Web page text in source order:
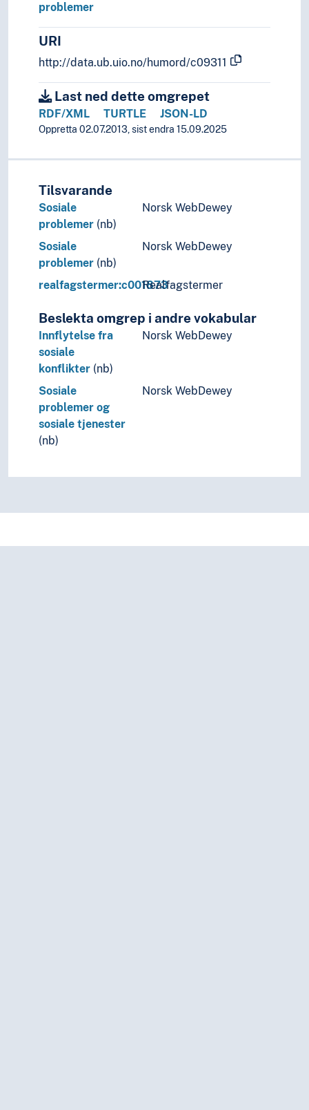
problemer
URI
http://data.ub.uio.no/humord/c09311
Last ned dette omgrepet
RDF/XML TURTLE JSON-LD
Oppretta 02.07.2013, sist endra 15.09.2025
Tilsvarande
Sosiale
problemer (nb)
Norsk WebDewey
Sosiale
problemer (nb)
Norsk WebDewey
realfagstermer:c001873Realfagstermer
Beslekta omgrep i andre vokabular
Innflytelse fra
sosiale
konflikter (nb)
Norsk WebDewey
Sosiale
problemer og
sosiale tjenester
(nb)
Norsk WebDewey